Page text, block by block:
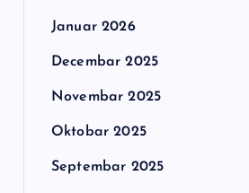
Januar 2026
Decembar 2025
Novembar 2025
Oktobar 2025
Septembar 2025